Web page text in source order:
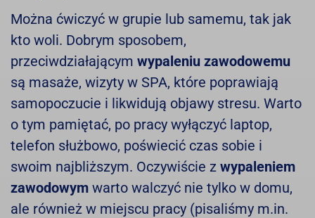
Można ćwiczyć w grupie lub samemu, tak jak
kto woli. Dobrym sposobem,
przeciwdziałającym wypaleniu zawodowemu
są masaże, wizyty w SPA, które poprawiają
samopoczucie i likwidują objawy stresu. Warto
o tym pamiętać, po pracy wyłączyć laptop,
telefon służbowo, poświecić czas sobie i
swoim najbliższym. Oczywiście z wypaleniem
zawodowym warto walczyć nie tylko w domu,
ale również w miejscu pracy (pisaliśmy m.in.